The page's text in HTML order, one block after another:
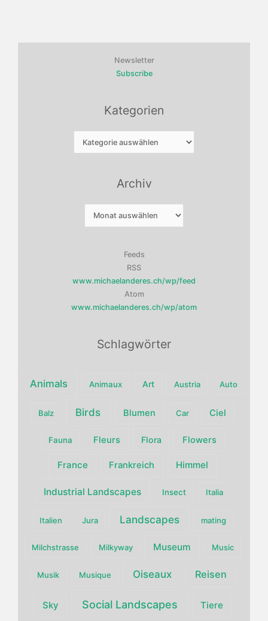
Newsletter
Subscribe
Kategorien
Archiv
Feeds
RSS
www.michaelanderes.ch/wp/feed
Atom
www.michaelanderes.ch/wp/atom
Schlagwörter
Animals Animaux Art Austria Auto
Balz Birds Blumen Car Ciel
Fauna Fleurs Flora Flowers
France Frankreich Himmel
Industrial Landscapes Insect Italia
Italien Jura Landscapes mating
Milchstrasse Milkyway Museum Music
Musik Musique Oiseaux Reisen
Sky Social Landscapes Tiere